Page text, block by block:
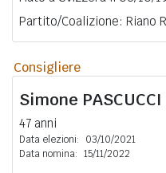
Partito/Coalizione: Riano
Consigliere
Simone PASCUCCI
47 anni
Data elezioni:
03/10/2021
Data nomina: 15/11/2022